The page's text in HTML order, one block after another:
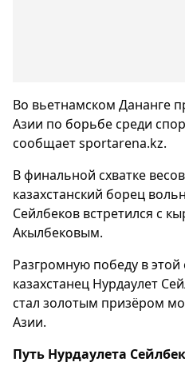
Во вьетнамском Дананге
Азии по борьбе среди
сообщает sportarena.kz.
В финальной схватке
казахстанский борец
Сейлбеков встретился с
Акылбековым.
Разгромную победу в этой
казахстанец Нурдаулет
стал золотым призёром
Азии.
Путь Нурдаулета